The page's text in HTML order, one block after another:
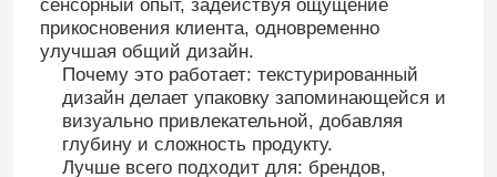
сенсорный опыт, задействуя ощущение
прикосновения клиента, одновременно
улучшая общий дизайн.
Почему это работает: текстурированный
дизайн делает упаковку запоминающейся и
визуально привлекательной, добавляя
глубину и сложность продукту.
Лучше всего подходит для: брендов,